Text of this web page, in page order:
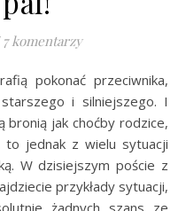
7 komentarzy
i silniejszego. I
bronią jak choćby rodzice,
to jednak z wielu sytuacji
W dzisiejszym poście z
przykłady sytuacji,